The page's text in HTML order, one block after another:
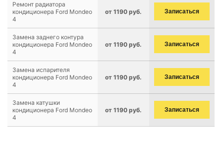
Ремонт радиатора
кондиционера Ford Mondeo
4
от 1190 руб. Записаться
Замена заднего контура
кондиционера Ford Mondeo
4
от 1190 руб. Записаться
Замена испарителя
кондиционера Ford Mondeo
4
от 1190 руб. Записаться
Замена катушки
кондиционера Ford Mondeo
4
от 1190 руб. Записаться